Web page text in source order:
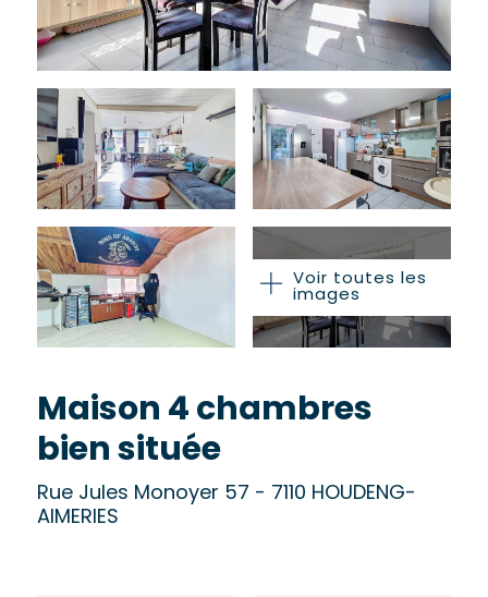
Voir toutes les
images
Maison 4 chambres
bien située
Rue Jules Monoyer 57 - 7110 HOUDENG-
AIMERIES